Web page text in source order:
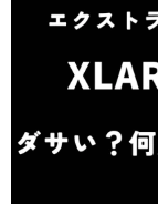
メンズ
バッグ